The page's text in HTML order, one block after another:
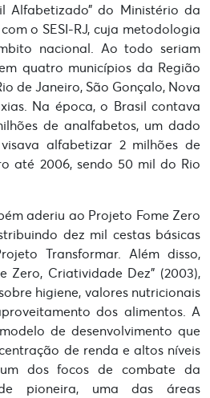
Alfabetizado” do Ministério da
o SESI-RJ, cuja metodologia
nacional. Ao todo seriam
quatro municípios da Região
de Janeiro, São Gonçalo, Nova
Na época, o Brasil contava
de analfabetos, um dado
alfabetizar 2 milhões de
até 2006, sendo 50 mil do Rio
aderiu ao Projeto Fome Zero
dez mil cestas básicas
Transformar. Além disso,
Zero, Criatividade Dez” (2003),
higiene, valores nutricionais
dos alimentos. A
de desenvolvimento que
de renda e altos níveis
dos focos de combate da
pioneira, uma das áreas